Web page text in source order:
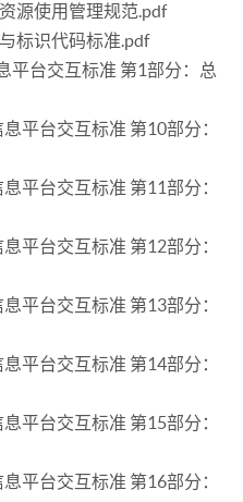
源使用管理规范.pdf
标识代码标准.pdf
平台交互标准 第1部分：总
平台交互标准 第10部分：
平台交互标准 第11部分：
平台交互标准 第12部分：
平台交互标准 第13部分：
平台交互标准 第14部分：
平台交互标准 第15部分：
平台交互标准 第16部分：